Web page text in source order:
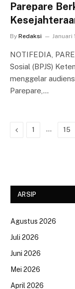
Parepare
By Redaksi Januari
NOTIFEDIA,
Sosial (BPJS)
menggelar
Parepare,…
Previous
1 … 15
ARSIP
Agustus 2026
Juli 2026
Juni 2026
Mei 2026
April 2026